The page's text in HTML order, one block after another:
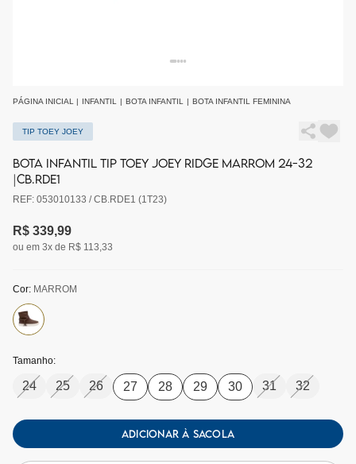
PÁGINA INICIAL | INFANTIL | BOTA INFANTIL | BOTA INFANTIL FEMININA
TIP TOEY JOEY
BOTA INFANTIL TIP TOEY JOEY RIDGE MARROM 24-32
|CB.RDE1
REF: 053010133 / CB.RDE1 (1T23)
R$ 339,99
ou em 3x de R$ 113,33
Cor: MARROM
Tamanho:
24 25 26 27 28 29 30 31 32
ADICIONAR À SACOLA